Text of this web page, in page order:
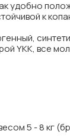
удобно
к
YKK, все
5 - 8 кг